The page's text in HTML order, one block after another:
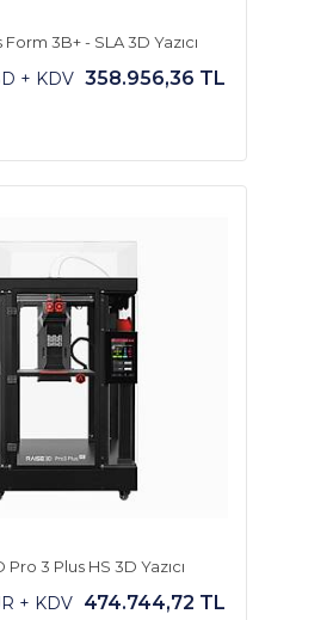
3B+ - SLA 3D Yazıcı
+ KDV 358.956,36 TL
Pro 3 Plus HS 3D Yazıcı
+ KDV 474.744,72 TL